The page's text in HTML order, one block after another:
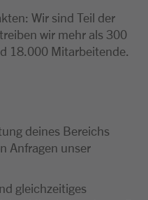
Wir sind Teil der
wir mehr als 300
18.000 Mitarbeitende.
deines Bereichs
Anfragen unser
gleichzeitiges